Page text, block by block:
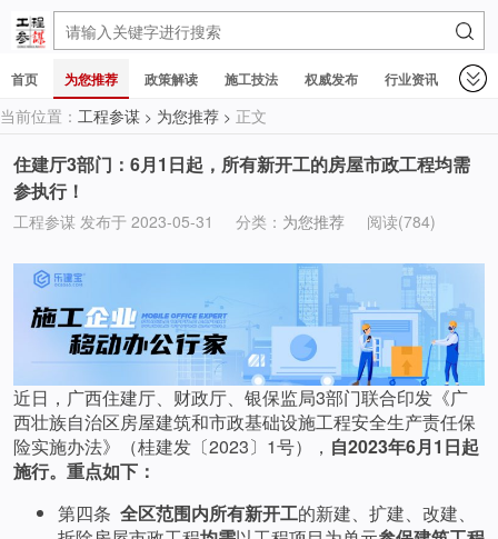
首页 为您推荐 政策解读 施工技法 权威发布 行业资讯
当前位置： 工程参谋 > 为您推荐 > 正文
住建厅3部门：6月1日起，所有新开工的房屋市政工程均需
参执行！
工程参谋 发布于 2023-05-31 分类： 为您推荐 阅读(784)
近日，广西住建厅、财政厅、银保监局3部门联合印发《广
西壮族自治区房屋建筑和市政基础设施工程安全生产责任保
险实施办法》（桂建发〔2023〕1号）， 自2023年6月1日起
施行。 重点如下：
第四条 全区范围内所有新开工的新建、扩建、改建、